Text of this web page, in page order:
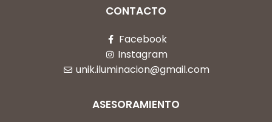
CONTACTO
Facebook
Instagram
unik.iluminacion@gmail.com
ASESORAMIENTO